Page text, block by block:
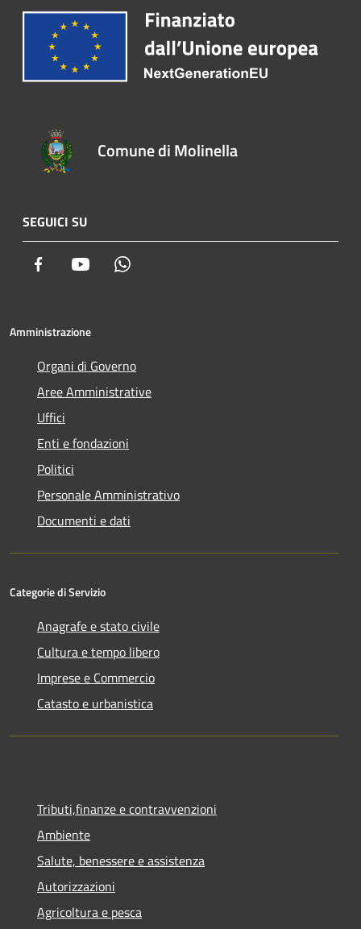
Comune di Molinella
SEGUICI SU
Facebook Youtube
Amministrazione
Organi di Governo
Aree Amministrative
Uffici
Enti e fondazioni
Politici
Personale Amministrativo
Documenti e dati
Categorie di Servizio
Anagrafe e stato civile
Cultura e tempo libero
Imprese e Commercio
Catasto e urbanistica
Tributi,finanze e contravvenzioni
Ambiente
Salute, benessere e assistenza
Autorizzazioni
Agricoltura e pesca